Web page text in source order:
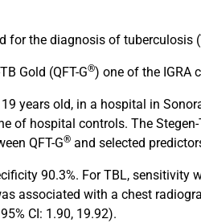
for the diagnosis of
Gold (QFT-G®) one of the IGRA
years old, in a hospital in
of hospital controls. The
QFT-G® and selected
90.3%. For TBL, sensitivity
associated with a chest
CI: 1.90, 19.92).